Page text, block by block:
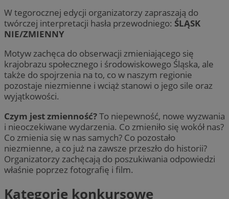
W tegorocznej edycji organizatorzy zapraszają do
twórczej interpretacji hasła przewodniego: ŚLĄSK
NIE/ZMIENNY
Motyw zachęca do obserwacji zmieniającego się
krajobrazu społecznego i środowiskowego Śląska, ale
także do spojrzenia na to, co w naszym regionie
pozostaje niezmienne i wciąż stanowi o jego sile oraz
wyjątkowości.
Czym jest zmienność?To niepewność, nowe wyzwania
i nieoczekiwane wydarzenia. Co zmieniło się wokół nas?
Co zmienia się w nas samych? Co pozostało
niezmienne, a co już na zawsze przeszło do historii?
Organizatorzy zachęcają do poszukiwania odpowiedzi
właśnie poprzez fotografię i film.
Kategorie konkursowe